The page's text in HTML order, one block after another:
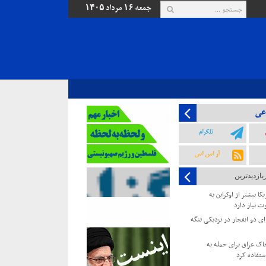
جمعه ۱۶ مرداد ۱۴۰۵
تلگرام
آر اس اس
بیشتر از اوکراین به
نیاز دارد
دو انفجار در نزدیکی تنگه
عراق برای حمله به
کرد